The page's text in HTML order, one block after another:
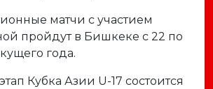
матчи с участием
пройдут в Бишкеке с 22 по
года.
Кубка Азии U-17 состоится